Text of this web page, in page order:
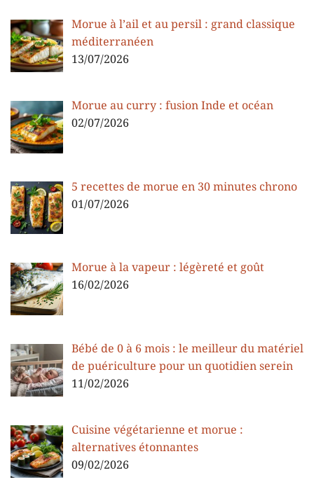
Morue à l’ail et au persil : grand classique
méditerranéen
13/07/2026
Morue au curry : fusion Inde et océan
02/07/2026
5 recettes de morue en 30 minutes chrono
01/07/2026
Morue à la vapeur : légèreté et goût
16/02/2026
Bébé de 0 à 6 mois : le meilleur du matériel
de puériculture pour un quotidien serein
11/02/2026
Cuisine végétarienne et morue :
alternatives étonnantes
09/02/2026